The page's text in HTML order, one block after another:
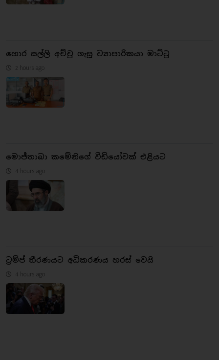
හොර සල්ලි අච්චු ගැසූ ව්‍යාපාරිකයා මාට්ටු
2 hours ago
මොජ්තාබා කමේනිගේ වීඩියෝවක් එළියට
4 hours ago
ට්‍රම්ප් තීරණයට අධිකරණය හරස් වෙයි
4 hours ago